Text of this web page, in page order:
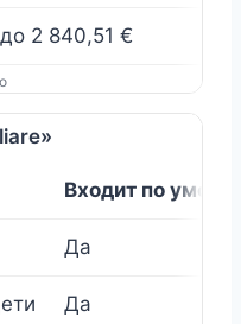
до 2 840,51 €
Входит по
Да
Да